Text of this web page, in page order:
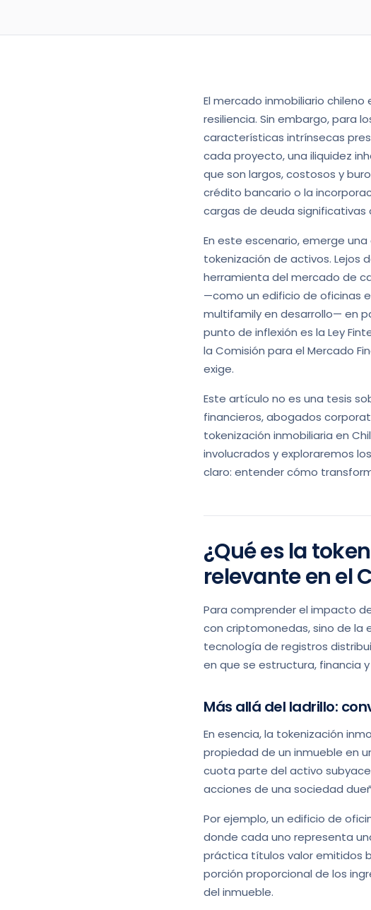
El mercado inmobiliario
resiliencia. Sin embargo, para
características intrínsecas
cada proyecto, una iliquidez
que son largos, costosos y
crédito bancario o la
cargas de deuda
En este escenario, emerge
tokenización de activos. Lejos
herramienta del mercado de
—como un edificio de oficinas
multifamily en desarrollo— en
punto de inflexión es la Ley
la Comisión para el Mercado
exige.
Este artículo no es una tesis
financieros, abogados
tokenización inmobiliaria en
involucrados y exploraremos
claro: entender cómo
¿Qué es la
relevante en el
Para comprender el impacto
con criptomonedas, sino de la
tecnología de registros
en que se estructura, financia
Más allá del ladrillo:
En esencia, la tokenización
propiedad de un inmueble en
cuota parte del activo
acciones de una sociedad
Por ejemplo, un edificio de
donde cada uno representa
práctica títulos valor emitidos
porción proporcional de los
del inmueble.